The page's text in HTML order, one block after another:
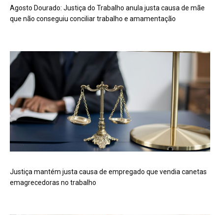
Agosto Dourado: Justiça do Trabalho anula justa causa de mãe
que não conseguiu conciliar trabalho e amamentação
Justiça mantém justa causa de empregado que vendia canetas
emagrecedoras no trabalho